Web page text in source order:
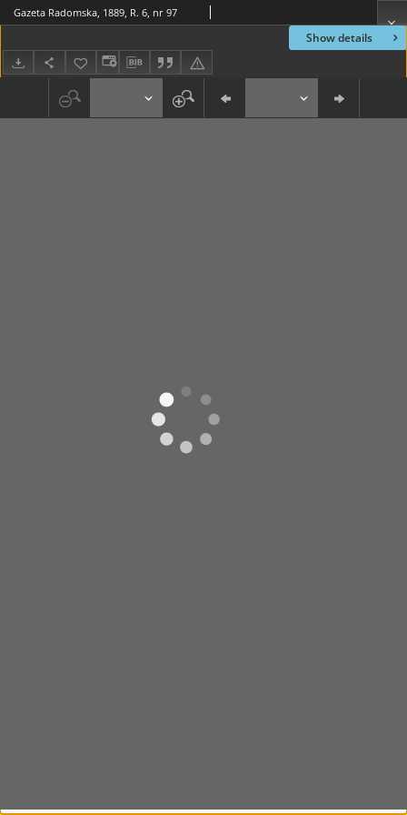
Show details
Gazeta Radomska, 1889, R. 6, nr 97